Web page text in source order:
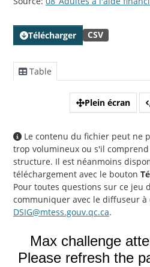
Télécharger CSV
Table
Plein écran
Le contenu du fichier peut ne
trop volumineux ou s'il
structure. Il est néanmoins
téléchargement avec le bouton
Pour toutes questions sur ce jeu
communiquer avec le diffuseur à
DSIG@mtess.gouv.qc.ca.